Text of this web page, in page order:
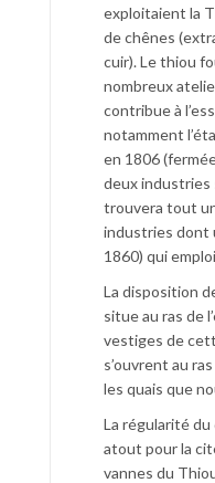
exploitaient la
de chênes
cuir). Le thiou
nombreux
contribue à
notamment
en 1806
deux industries
trouvera tout
industries dont
1860) qui
La disposition
situe au ras de
vestiges de
s’ouvrent au
les quais que
La régularité
atout pour la
vannes du